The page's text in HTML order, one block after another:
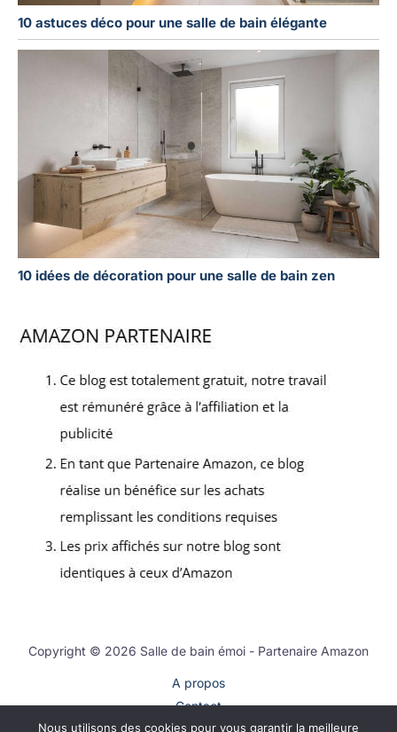
10 astuces déco pour une salle de bain élégante
10 idées de décoration pour une salle de bain zen
Copyright © 2026 Salle de bain émoi - Partenaire Amazon
A propos
Contact
Plan du site
Nous utilisons des cookies pour vous garantir la meilleure